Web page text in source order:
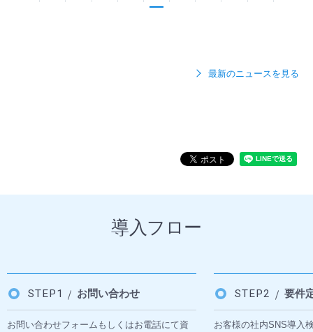
最新のニュースを見る
導入フロー
STEP1 お問い合わせ
お問い合わせフォームもしくはお電話にて資
STEP2 要件
お客様の社内SNS導入